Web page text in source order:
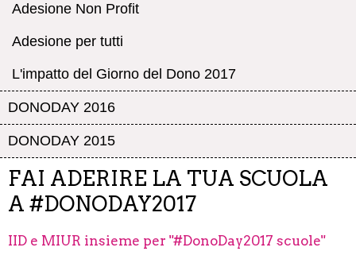
Adesione Non Profit
Adesione per tutti
L'impatto del Giorno del Dono 2017
DONODAY 2016
DONODAY 2015
FAI ADERIRE LA TUA SCUOLA
A #DONODAY2017
IID e MIUR insieme per "#DonoDay2017 scuole"